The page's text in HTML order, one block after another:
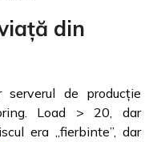
din
de producție
Load > 20, dar
era „fierbinte”, dar